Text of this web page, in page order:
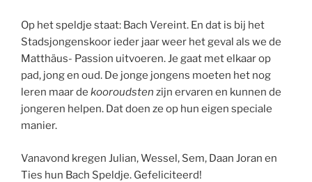
Op het speldje staat: Bach Vereint. En dat is bij het
Stadsjongenskoor ieder jaar weer het geval als we de
Matthäus- Passion uitvoeren. Je gaat met elkaar op
pad, jong en oud. De jonge jongens moeten het nog
leren maar de kooroudsten zijn ervaren en kunnen de
jongeren helpen. Dat doen ze op hun eigen speciale
manier.
Vanavond kregen Julian, Wessel, Sem, Daan Joran en
Ties hun Bach Speldje. Gefeliciteerd!